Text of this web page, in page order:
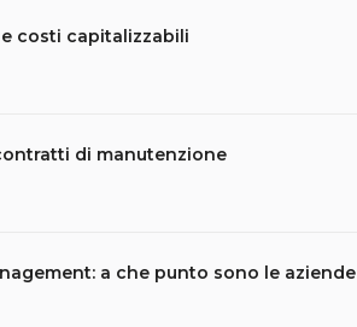
costi capitalizzabili
di manutenzione
a che punto sono le aziende